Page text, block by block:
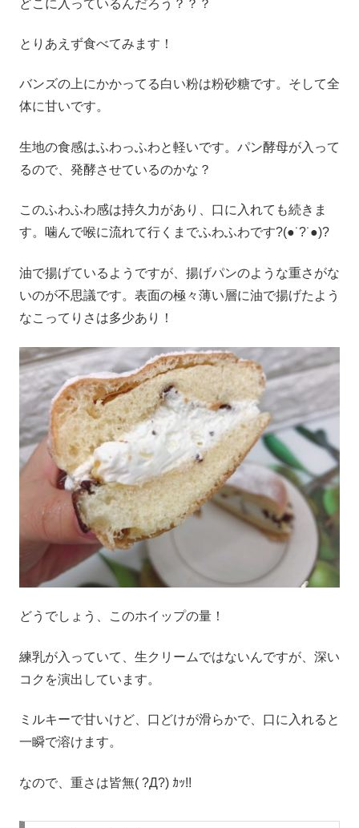
どこに入っているんだろう？？？
とりあえず食べてみます！
バンズの上にかかってる白い粉は粉砂糖です。そして全
体に甘いです。
生地の食感はふわっふわと軽いです。パン酵母が入って
るので、発酵させているのかな？
このふわふわ感は持久力があり、口に入れても続きま
す。噛んで喉に流れて行くまでふわふわです?(●˙?˙●)?
油で揚げているようですが、揚げパンのような重さがな
いのが不思議です。表面の極々薄い層に油で揚げたよう
なこってりさは多少あり！
どうでしょう、このホイップの量！
練乳が入っていて、生クリームではないんですが、深い
コクを演出しています。
ミルキーで甘いけど、口どけが滑らかで、口に入れると
一瞬で溶けます。
なので、重さは皆無( ?Д?) ｶｯ!!